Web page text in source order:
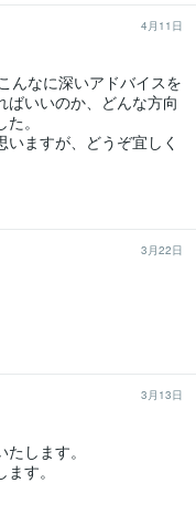
4月11日
んなに深いアドバイスを
ばいいのか、どんな方向
。
ますが、どうぞ宜しく
3月22日
3月13日
します。
す。